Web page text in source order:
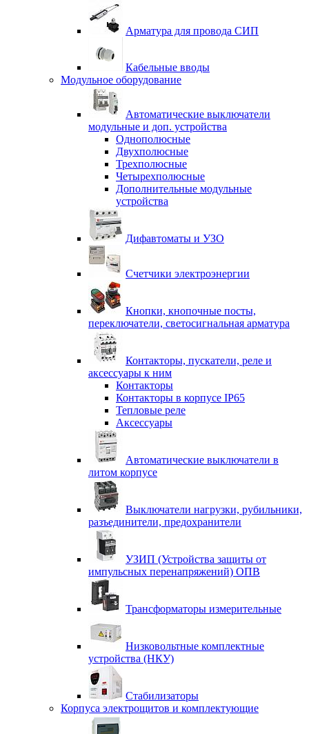
Арматура для провода СИП
Кабельные вводы
Модульное оборудование
Автоматические выключатели
модульные и доп. устройства
Однополюсные
Двухполюсные
Трехполюсные
Четырехполюсные
Дополнительные модульные
устройства
Дифавтоматы и УЗО
Счетчики электроэнергии
Кнопки, кнопочные посты,
переключатели, светосигнальная арматура
Контакторы, пускатели, реле и
аксессуары к ним
Контакторы
Контакторы в корпусе IP65
Тепловые реле
Аксессуары
Автоматические выключатели в
литом корпусе
Выключатели нагрузки, рубильники,
разъединители, предохранители
УЗИП (Устройства защиты от
импульсных перенапряжений) ОПВ
Трансформаторы измерительные
Низковольтные комплектные
устройства (НКУ)
Стабилизаторы
Корпуса электрощитов и комплектующие